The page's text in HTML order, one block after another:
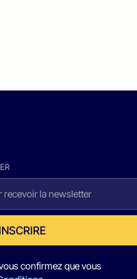
confirmez que vous